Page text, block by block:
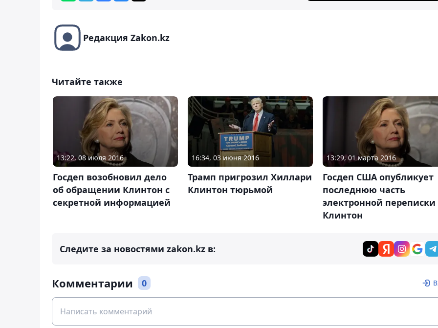
Редакция Zakon.kz
Читайте также
13:22, 08 июля 2016
Госдеп возобновил дело
об обращении Клинтон с
секретной информацией
16:34, 03 июня 2016
Трамп пригрозил Хиллари
Клинтон тюрьмой
13:29, 01 марта 2016
Госдеп США опубликует
последнюю часть
электронной переписки
Клинтон
Следите за новостями zakon.kz в:
Комментарии 0